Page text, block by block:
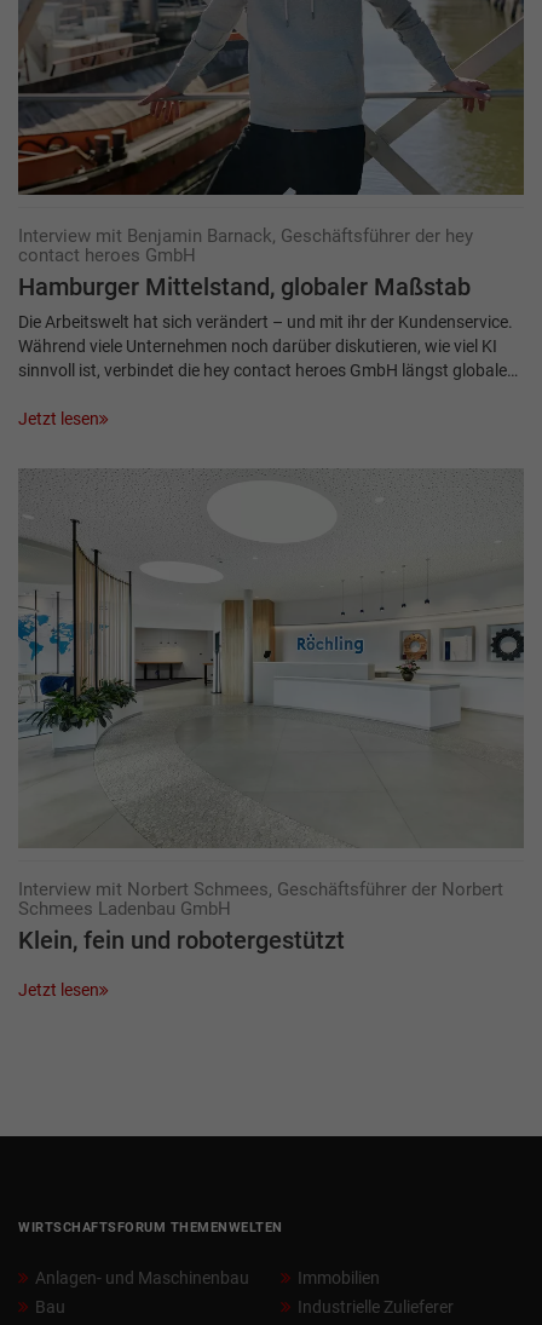
Interview mit Benjamin Barnack, Geschäftsführer der hey
contact heroes GmbH
Hamburger Mittelstand, globaler Maßstab
Die Arbeitswelt hat sich verändert – und mit ihr der Kundenservice.
Während viele Unternehmen noch darüber diskutieren, wie viel KI
sinnvoll ist, verbindet die hey contact heroes GmbH längst globale…
Jetzt lesen
Interview mit Norbert Schmees, Geschäftsführer der Norbert
Schmees Ladenbau GmbH
Klein, fein und robotergestützt
Jetzt lesen
WIRTSCHAFTSFORUM THEMENWELTEN
Anlagen- und Maschinenbau
Bau
Immobilien
Industrielle Zulieferer